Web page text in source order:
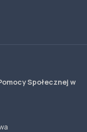
Społecznej w